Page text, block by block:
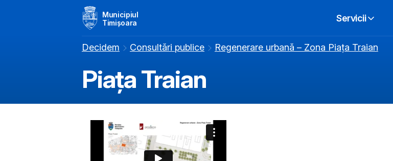
Municipiul
Timișoara
Servicii
Decidem Consultări publice Regenerare urbană – Zona Piața Traian
Piața Traian